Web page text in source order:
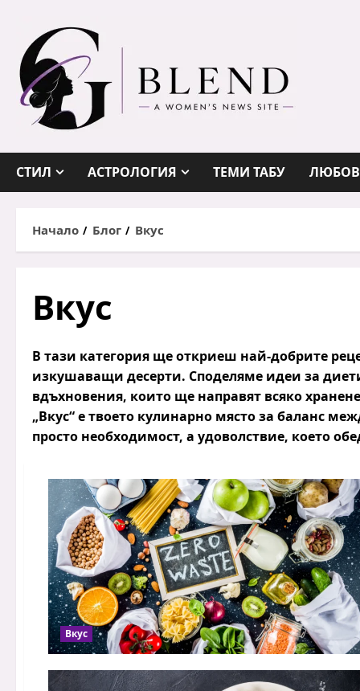
content
СТИЛ АСТРОЛОГИЯ ТЕМИ ТАБУ ЛЮБОВ
Начало Блог Вкус
Вкус
В тази категория ще откриеш най-добрите
изкушаващи десерти. Споделяме идеи за
вдъхновения, които ще направят всяко
„Вкус“ е твоето кулинарно място за баланс
просто необходимост, а удоволствие, което
Вкус